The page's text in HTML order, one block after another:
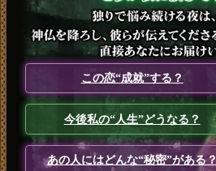
この恋“成就”する？
今後私の“人生”どうなる？
あの人にはどんな“秘密”がある？